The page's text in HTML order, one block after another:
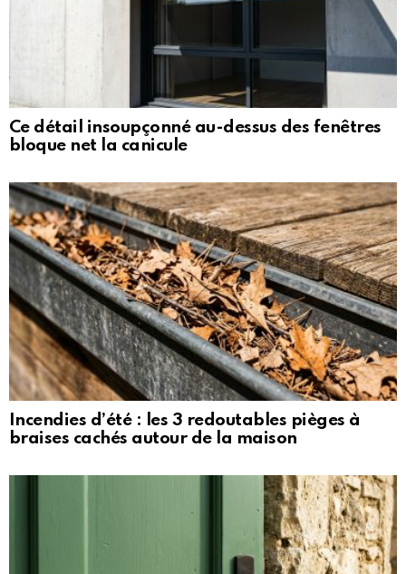
Ce détail insoupçonné au-dessus des fenêtres
bloque net la canicule
Incendies d’été : les 3 redoutables pièges à
braises cachés autour de la maison